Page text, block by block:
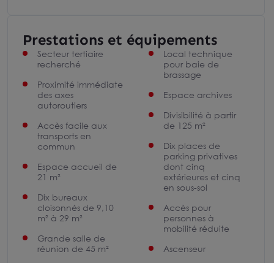
Prestations et équipements
Secteur tertiaire
recherché
Proximité immédiate
des axes
autoroutiers
Accès facile aux
transports en
commun
Espace accueil de
21 m²
Dix bureaux
cloisonnés de 9,10
m² à 29 m²
Grande salle de
réunion de 45 m²
Local technique
pour baie de
brassage
Espace archives
Divisibilité à partir
de 125 m²
Dix places de
parking privatives
dont cinq
extérieures et cinq
en sous-sol
Accès pour
personnes à
mobilité réduite
Ascenseur